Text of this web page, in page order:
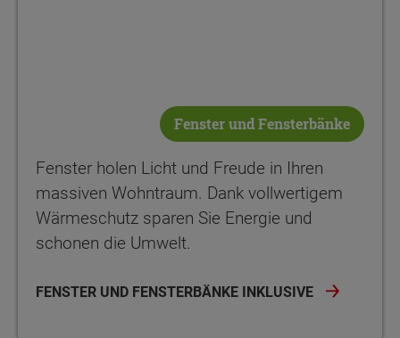
Fenster und Fensterbänke
Fenster holen Licht und Freude in Ihren
massiven Wohntraum. Dank vollwertigem
Wärmeschutz sparen Sie Energie und
schonen die Umwelt.
FENSTER UND FENSTERBÄNKE INKLUSIVE